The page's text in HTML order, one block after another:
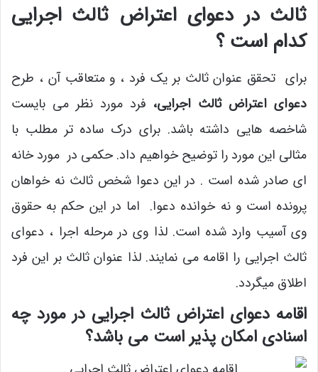
ثالث در دعوای اعتراض ثالث اجرایی
کدام است ؟
برای تحقق عنوان ثالث بر یک فرد ، و متعاقب آن ، طرح
دعوای اعتراض ثالث اجرایی، فرد مورد نظر می بایست
شاخصه هایی داشته باشد. برای درک ساده تر مطلب با
مثالی این مورد را توضیح خواهیم داد. حکمی در مورد خانه
ای صادر شده است . در این دعوا شخص ثالث نه خواهان
پرونده است و نه خوانده دعوا. اما در این حکم به حقوق
وی آسیب وارد شده است. لذا وی در مرحله اجرا ، دعوای
ثالث اجرایی را اقامه می نمایند. لذا عنوان ثالث بر این فرد
اطلاق میگردد.
اقامه دعوای اعتراض ثالث اجرایی در مورد چه
اسنادی امکان پذیر است می باشد؟